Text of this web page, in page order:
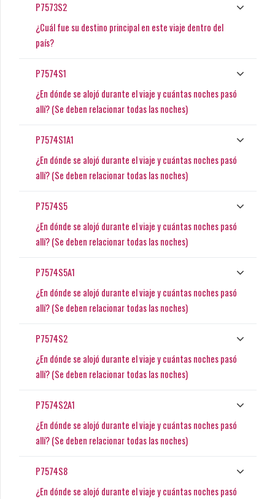
P7573S2
¿Cuál fue su destino principal en este viaje dentro del
país?
P7574S1
¿En dónde se alojó durante el viaje y cuántas noches pasó
allí? (Se deben relacionar todas las noches)
P7574S1A1
¿En dónde se alojó durante el viaje y cuántas noches pasó
allí? (Se deben relacionar todas las noches)
P7574S5
¿En dónde se alojó durante el viaje y cuántas noches pasó
allí? (Se deben relacionar todas las noches)
P7574S5A1
¿En dónde se alojó durante el viaje y cuántas noches pasó
allí? (Se deben relacionar todas las noches)
P7574S2
¿En dónde se alojó durante el viaje y cuántas noches pasó
allí? (Se deben relacionar todas las noches)
P7574S2A1
¿En dónde se alojó durante el viaje y cuántas noches pasó
allí? (Se deben relacionar todas las noches)
P7574S8
¿En dónde se alojó durante el viaje y cuántas noches pasó